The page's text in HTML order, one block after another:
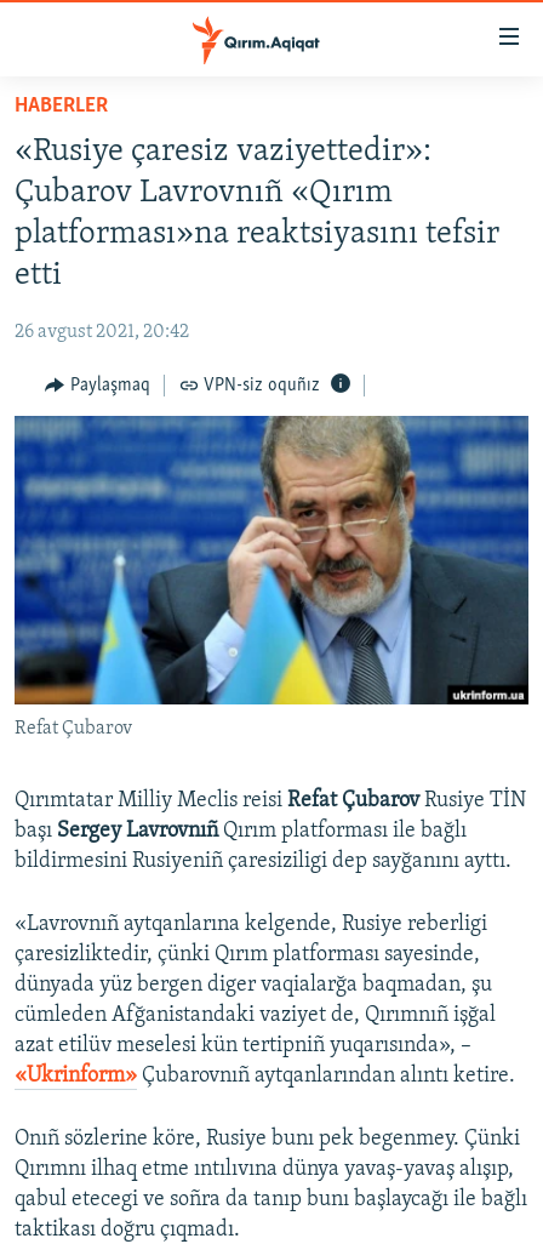
Esas
qaytmaq
Baş
navigatsiyağa
qaytmaq
Qıdıruvğa
SİYASET
İQTİSADİYAT
CEMİYET
İNSAN AQLARI
VİDEO
SÜRET
BLOGLAR
FİKİR
Русский
Українською
QOŞULIÑIZ!
RFE/RS bütün saytları
HABERLER
«Rusiye çaresiz vaziyettedir»:
Çubarov Lavrovnıñ «Qırım
platforması»na reaktsiyasını tefsir
etti
26 avgust 2021, 20:42
Paylaşmaq VPN-siz oquñız
Refat Çubarov
Qırımtatar Milliy Meclis reisi Refat ÇubarovRusiye TİN
başı Sergey LavrovnıñQırım platforması ile bağlı
bildirmesini Rusiyeniñ çaresiziligi dep sayğanını ayttı.
«Lavrovnıñ aytqanlarına kelgende, Rusiye reberligi
çaresizliktedir, çünki Qırım platforması sayesinde,
dünyada yüz bergen diger vaqialarğa baqmadan, şu
cümleden Afğanistandaki vaziyet de, Qırımnıñ işğal
azat etilüv meselesi kün tertipniñ yuqarısında», –
«Ukrinform» Çubarovnıñ aytqanlarından alıntı ketire.
Onıñ sözlerine köre, Rusiye bunı pek begenmey. Çünki
Qırımnı ilhaq etme ıntılıvına dünya yavaş-yavaş alışıp,
qabul etecegi ve soñra da tanıp bunı başlaycağı ile bağlı
taktikası doğru çıqmadı.